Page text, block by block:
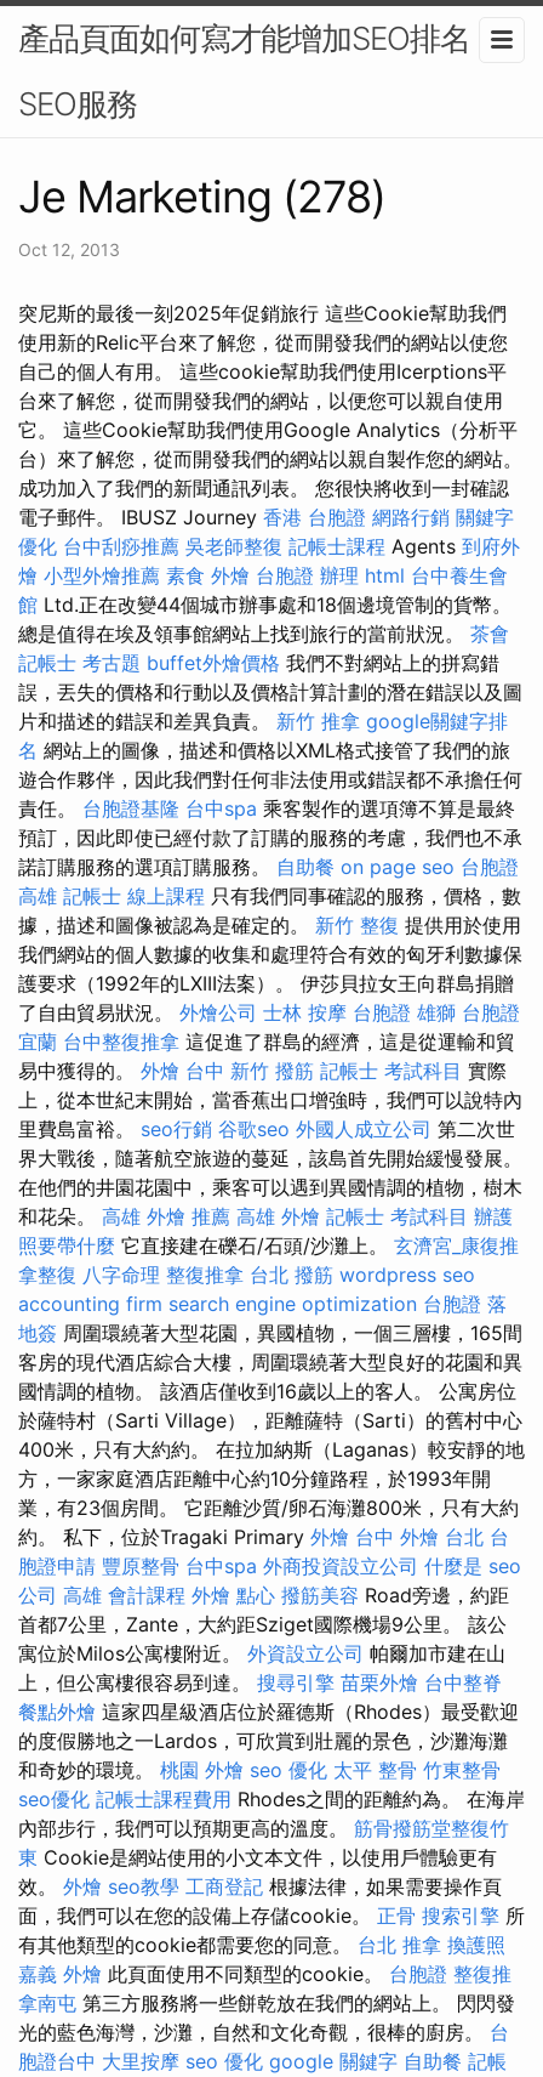
產品頁面如何寫才能增加SEO排名？-
SEO服務
Je Marketing (278)
Oct 12, 2013
突尼斯的最後一刻2025年促銷旅行 這些Cookie幫助我們
使用新的Relic平台來了解您，從而開發我們的網站以使您
自己的個人有用。 這些cookie幫助我們使用Icerptions平
台來了解您，從而開發我們的網站，以便您可以親自使用
它。 這些Cookie幫助我們使用Google Analytics（分析平
台）來了解您，從而開發我們的網站以親自製作您的網站。
成功加入了我們的新聞通訊列表。 您很快將收到一封確認
電子郵件。 IBUSZ Journey 香港 台胞證 網路行銷 關鍵字
優化 台中刮痧推薦 吳老師整復 記帳士課程 Agents 到府外
燴 小型外燴推薦 素食 外燴 台胞證 辦理 html 台中養生會
館 Ltd.正在改變44個城市辦事處和18個邊境管制的貨幣。
總是值得在埃及領事館網站上找到旅行的當前狀況。 茶會
記帳士 考古題 buffet外燴價格 我們不對網站上的拼寫錯
誤，丟失的價格和行動以及價格計算計劃的潛在錯誤以及圖
片和描述的錯誤和差異負責。 新竹 推拿 google關鍵字排
名 網站上的圖像，描述和價格以XML格式接管了我們的旅
遊合作夥伴，因此我們對任何非法使用或錯誤都不承擔任何
責任。 台胞證基隆 台中spa 乘客製作的選項簿不算是最終
預訂，因此即使已經付款了訂購的服務的考慮，我們也不承
諾訂購服務的選項訂購服務。 自助餐 on page seo 台胞證
高雄 記帳士 線上課程 只有我們同事確認的服務，價格，數
據，描述和圖像被認為是確定的。 新竹 整復 提供用於使用
我們網站的個人數據的收集和處理符合有效的匈牙利數據保
護要求（1992年的LXIII法案）。 伊莎貝拉女王向群島捐贈
了自由貿易狀況。 外燴公司 士林 按摩 台胞證 雄獅 台胞證
宜蘭 台中整復推拿 這促進了群島的經濟，這是從運輸和貿
易中獲得的。 外燴 台中 新竹 撥筋 記帳士 考試科目 實際
上，從本世紀末開始，當香蕉出口增強時，我們可以說特內
里費島富裕。 seo行銷 谷歌seo 外國人成立公司 第二次世
界大戰後，隨著航空旅遊的蔓延，該島首先開始緩慢發展。
在他們的井園花園中，乘客可以遇到異國情調的植物，樹木
和花朵。 高雄 外燴 推薦 高雄 外燴 記帳士 考試科目 辦護
照要帶什麼 它直接建在礫石/石頭/沙灘上。 玄濟宮_康復推
拿整復 八字命理 整復推拿 台北 撥筋 wordpress seo
accounting firm search engine optimization 台胞證 落
地簽 周圍環繞著大型花園，異國植物，一個三層樓，165間
客房的現代酒店綜合大樓，周圍環繞著大型良好的花園和異
國情調的植物。 該酒店僅收到16歲以上的客人。 公寓房位
於薩特村（Sarti Village），距離薩特（Sarti）的舊村中心
400米，只有大約約。 在拉加納斯（Laganas）較安靜的地
方，一家家庭酒店距離中心約10分鐘路程，於1993年開
業，有23個房間。 它距離沙質/卵石海灘800米，只有大約
約。 私下，位於Tragaki Primary 外燴 台中 外燴 台北 台
胞證申請 豐原整骨 台中spa 外商投資設立公司 什麼是 seo
公司 高雄 會計課程 外燴 點心 撥筋美容 Road旁邊，約距
首都7公里，Zante，大約距Sziget國際機場9公里。 該公
寓位於Milos公寓樓附近。 外資設立公司 帕爾加市建在山
上，但公寓樓很容易到達。 搜尋引擎 苗栗外燴 台中整脊
餐點外燴 這家四星級酒店位於羅德斯（Rhodes）最受歡迎
的度假勝地之一Lardos，可欣賞到壯麗的景色，沙灘海灘
和奇妙的環境。 桃園 外燴 seo 優化 太平 整骨 竹東整骨
seo優化 記帳士課程費用 Rhodes之間的距離約為。 在海岸
內部步行，我們可以預期更高的溫度。 筋骨撥筋堂整復竹
東 Cookie是網站使用的小文本文件，以使用戶體驗更有
效。 外燴 seo教學 工商登記 根據法律，如果需要操作頁
面，我們可以在您的設備上存儲cookie。 正骨 搜索引擎 所
有其他類型的cookie都需要您的同意。 台北 推拿 換護照
嘉義 外燴 此頁面使用不同類型的cookie。 台胞證 整復推
拿南屯 第三方服務將一些餅乾放在我們的網站上。 閃閃發
光的藍色海灣，沙灘，自然和文化奇觀，很棒的廚房。 台
胞證台中 大里按摩 seo 優化 google 關鍵字 自助餐 記帳